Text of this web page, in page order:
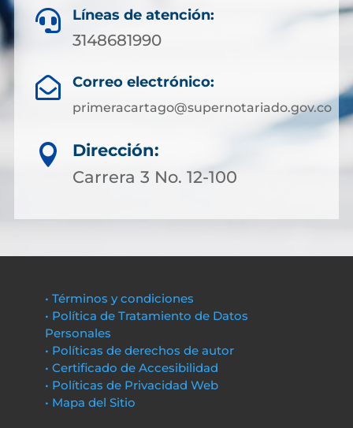
 Líneas de atención:
3148681990
 Correo electrónico:
primeracartago@supernotariado.gov.co

Dirección:
Carrera 3 No. 12-100
• Términos y condiciones
• Política de Tratamiento de Datos
Personales
• Políticas de derechos de autor
• Certificado de Accesibilidad
• Políticas de Privacidad Web
• Mapa del Sitio